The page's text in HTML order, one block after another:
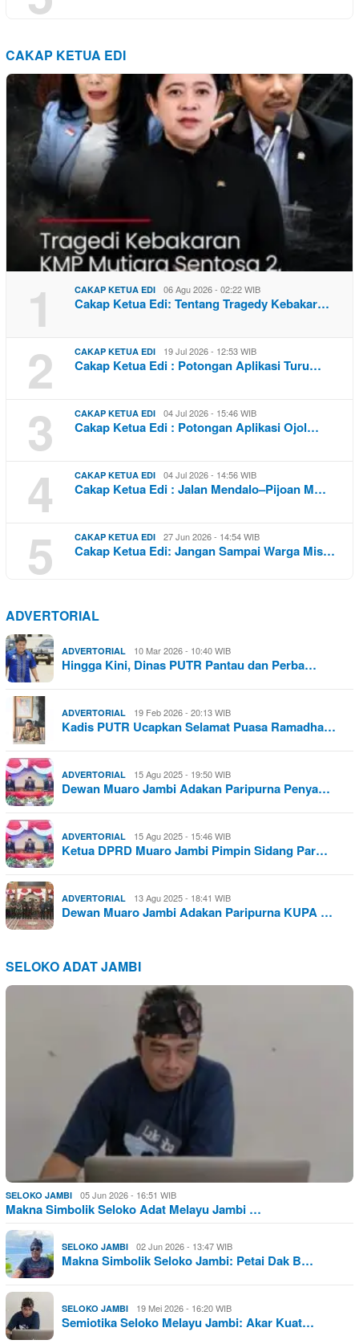
CAKAP KETUA EDI
1 CAKAP KETUA EDI 06 Agu 2026 - 02:22 WIB
Cakap Ketua Edi: Tentang Tragedy Kebakar…
2 CAKAP KETUA EDI 19 Jul 2026 - 12:53 WIB
Cakap Ketua Edi : Potongan Aplikasi Turu…
3 CAKAP KETUA EDI 04 Jul 2026 - 15:46 WIB
Cakap Ketua Edi : Potongan Aplikasi Ojol…
4 CAKAP KETUA EDI 04 Jul 2026 - 14:56 WIB
Cakap Ketua Edi : Jalan Mendalo–Pijoan M…
5 CAKAP KETUA EDI 27 Jun 2026 - 14:54 WIB
Cakap Ketua Edi: Jangan Sampai Warga Mis…
ADVERTORIAL
ADVERTORIAL 10 Mar 2026 - 10:40 WIB
Hingga Kini, Dinas PUTR Pantau dan Perba…
ADVERTORIAL 19 Feb 2026 - 20:13 WIB
Kadis PUTR Ucapkan Selamat Puasa Ramadha…
ADVERTORIAL 15 Agu 2025 - 19:50 WIB
Dewan Muaro Jambi Adakan Paripurna Penya…
ADVERTORIAL 15 Agu 2025 - 15:46 WIB
Ketua DPRD Muaro Jambi Pimpin Sidang Par…
ADVERTORIAL 13 Agu 2025 - 18:41 WIB
Dewan Muaro Jambi Adakan Paripurna KUPA …
SELOKO ADAT JAMBI
SELOKO JAMBI 05 Jun 2026 - 16:51 WIB
Makna Simbolik Seloko Adat Melayu Jambi …
SELOKO JAMBI 02 Jun 2026 - 13:47 WIB
Makna Simbolik Seloko Jambi: Petai Dak B…
SELOKO JAMBI 19 Mei 2026 - 16:20 WIB
Semiotika Seloko Melayu Jambi: Akar Kuat…